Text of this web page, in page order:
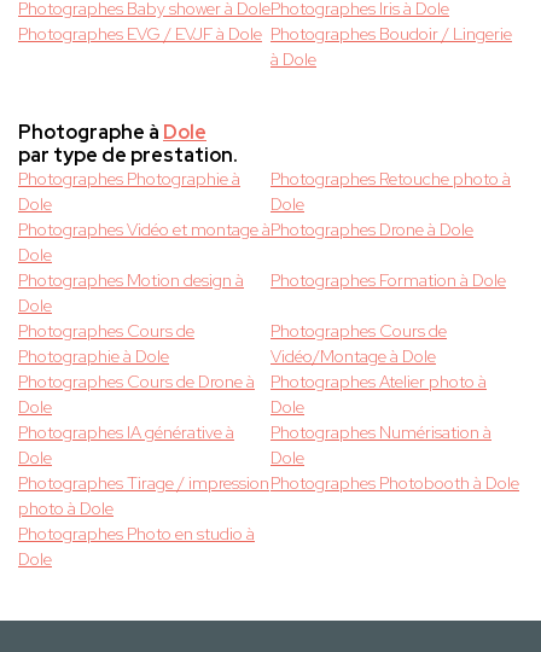
Photographes Baby shower à DolePhotographes Iris à Dole
Photographes EVG / EVJF à Dole Photographes Boudoir / Lingerie
à Dole
Photographe à Dole
par type de prestation.
Photographes Photographie à
Dole
Photographes Retouche photo à
Dole
Photographes Vidéo et montage à
Dole
Photographes Drone à Dole
Photographes Motion design à
Dole
Photographes Formation à Dole
Photographes Cours de
Photographie à Dole
Photographes Cours de
Vidéo/Montage à Dole
Photographes Cours de Drone à
Dole
Photographes Atelier photo à
Dole
Photographes IA générative à
Dole
Photographes Numérisation à
Dole
Photographes Tirage / impression
photo à Dole
Photographes Photobooth à Dole
Photographes Photo en studio à
Dole